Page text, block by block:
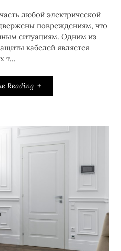
любой электрической
повреждениям, что
ситуациям. Одним из
кабелей является
т...
Reading